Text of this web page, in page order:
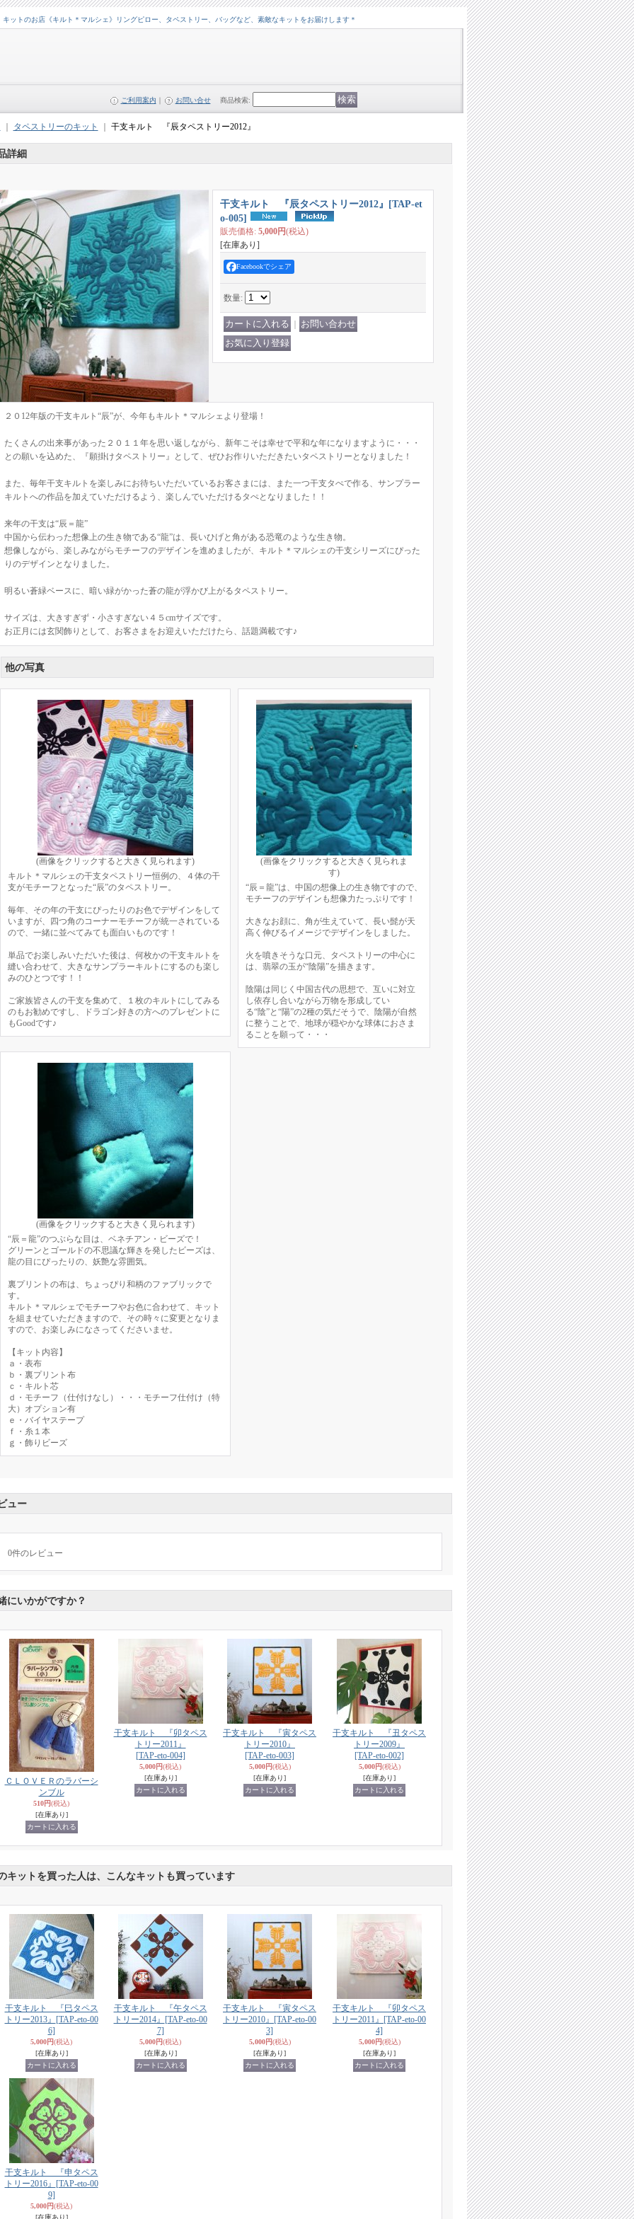
ットのお店《キルト＊マルシェ》リングピロー、タペストリー、バッグなど、素敵なキットをお届けします＊
ご利用案内 お問い合せ 商品検索:
タペストリーのキット 干支キルト 『辰タペストリー2012』
詳細
干支キルト 『辰タペストリー2012』 [TAP-et
o-005]
販売価格: 5,000円(税込)
[在庫あり]
Facebookでシェア
数量:
２０12年版の干支キルト“辰”が、今年もキルト＊マルシェより登場！
たくさんの出来事があった２０１１年を思い返しながら、新年こそは幸せで平和な年になりますように・・・
との願いを込めた、『願掛けタペストリー』として、ぜひお作りいただきたいタペストリーとなりました！
また、毎年干支キルトを楽しみにお待ちいただいているお客さまには、また一つ干支タぺで作る、サンプラー
キルトへの作品を加えていただけるよう、楽しんでいただけるタぺとなりました！！
来年の干支は“辰＝龍”
中国から伝わった想像上の生き物である“龍”は、長いひげと角がある恐竜のような生き物。
想像しながら、楽しみながらモチーフのデザインを進めましたが、キルト＊マルシェの干支シリーズにぴった
りのデザインとなりました。
明るい蒼緑ベースに、暗い緑がかった蒼の龍が浮かび上がるタペストリー。
サイズは、大きすぎず・小さすぎない４５cmサイズです。
お正月には玄関飾りとして、お客さまをお迎えいただけたら、話題満載です♪
他の写真
(画像をクリックすると大きく見られます)
キルト＊マルシェの干支タペストリー恒例の、４体の干
支がモチーフとなった“辰”のタペストリー。
毎年、その年の干支にぴったりのお色でデザインをして
いますが、四つ角のコーナーモチーフが統一されている
ので、一緒に並べてみても面白いものです！
単品でお楽しみいただいた後は、何枚かの干支キルトを
縫い合わせて、大きなサンプラーキルトにするのも楽し
みのひとつです！！
ご家族皆さんの干支を集めて、１枚のキルトにしてみる
のもお勧めですし、ドラゴン好きの方へのプレゼントに
もGoodです♪
(画像をクリックすると大きく見られま
す)
“辰＝龍”は、中国の想像上の生き物ですので、
モチーフのデザインも想像力たっぷりです！
大きなお顔に、角が生えていて、長い髭が天
高く伸びるイメージでデザインをしました。
火を噴きそうな口元、タペストリーの中心に
は、翡翠の玉が“陰陽”を描きます。
陰陽は同じく中国古代の思想で、互いに対立
し依存し合いながら万物を形成してい
る“陰”と“陽”の2種の気だそうで、陰陽が自然
に整うことで、地球が穏やかな球体におさま
ることを願って・・・
(画像をクリックすると大きく見られます)
“辰＝龍”のつぶらな目は、ベネチアン・ビーズで！
グリーンとゴールドの不思議な輝きを発したビーズは、
龍の目にぴったりの、妖艶な雰囲気。
裏プリントの布は、ちょっぴり和柄のファブリックで
す。
キルト＊マルシェでモチーフやお色に合わせて、キット
を組ませていただきますので、その時々に変更となりま
すので、お楽しみになさってくださいませ。
【キット内容】
ａ・表布
ｂ・裏プリント布
ｃ・キルト芯
ｄ・モチーフ（仕付けなし）・・・モチーフ仕付け（特
大）オプション有
ｅ・バイヤステープ
ｆ・糸１本
ｇ・飾りビーズ
ュー
0件のレビュー
にいかがですか？
ＣＬＯＶＥＲのラバーシ
ンブル
510円(税込)
[在庫あり]
干支キルト 『卯タペス
トリー2011』
[TAP-eto-004]
5,000円(税込)
[在庫あり]
干支キルト 『寅タペス
トリー2010』
[TAP-eto-003]
5,000円(税込)
[在庫あり]
干支キルト 『丑タペス
トリー2009』
[TAP-eto-002]
5,000円(税込)
[在庫あり]
キットを買った人は、こんなキットも買っています
干支キルト 『巳タペス
トリー2013』 [TAP-eto-00
6]
5,000円(税込)
[在庫あり]
干支キルト 『午タペス
トリー2014』 [TAP-eto-00
7]
5,000円(税込)
[在庫あり]
干支キルト 『寅タペス
トリー2010』 [TAP-eto-00
3]
5,000円(税込)
[在庫あり]
干支キルト 『卯タペス
トリー2011』 [TAP-eto-00
4]
5,000円(税込)
[在庫あり]
干支キルト 『申タペス
トリー2016』 [TAP-eto-00
9]
5,000円(税込)
[在庫あり]